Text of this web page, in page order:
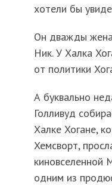
хотели бы
Он дважды
Ник. У Халка
от политики
А буквально
Голливуд
Халке Хогане,
Хемсворт,
киновселенной
одним из